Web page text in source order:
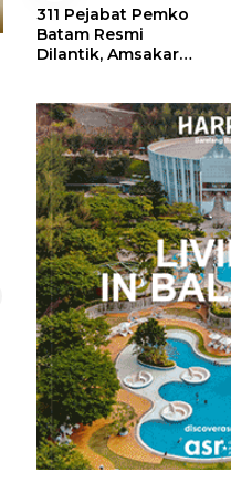
311 Pejabat Pemko
Batam Resmi
Dilantik, Amsakar